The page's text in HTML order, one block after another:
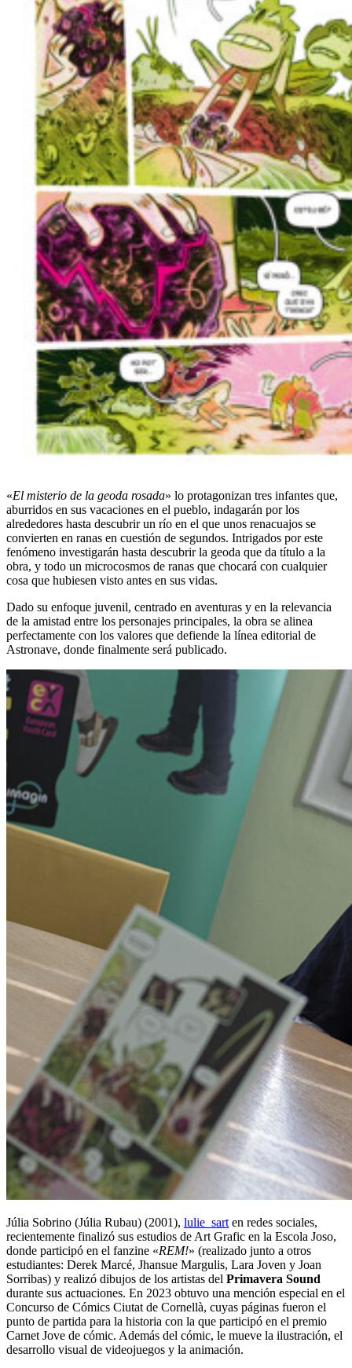
«El misterio de la geoda rosada» lo protagonizan tres infantes que,
aburridos en sus vacaciones en el pueblo, indagarán por los
alrededores hasta descubrir un río en el que unos renacuajos se
convierten en ranas en cuestión de segundos. Intrigados por este
fenómeno investigarán hasta descubrir la geoda que da título a la
obra, y todo un microcosmos de ranas que chocará con cualquier
cosa que hubiesen visto antes en sus vidas.
Dado su enfoque juvenil, centrado en aventuras y en la relevancia
de la amistad entre los personajes principales, la obra se alinea
perfectamente con los valores que defiende la línea editorial de
Astronave, donde finalmente será publicado.
Júlia Sobrino (Júlia Rubau) (2001), lulie_sart en redes sociales,
recientemente finalizó sus estudios de Art Grafic en la Escola Joso,
donde participó en el fanzine «REM!» (realizado junto a otros
estudiantes: Derek Marcé, Jhansue Margulis, Lara Joven y Joan
Sorribas) y realizó dibujos de los artistas del Primavera Sound
durante sus actuaciones. En 2023 obtuvo una mención especial en el
Concurso de Cómics Ciutat de Cornellà, cuyas páginas fueron el
punto de partida para la historia con la que participó en el premio
Carnet Jove de cómic. Además del cómic, le mueve la ilustración, el
desarrollo visual de videojuegos y la animación.